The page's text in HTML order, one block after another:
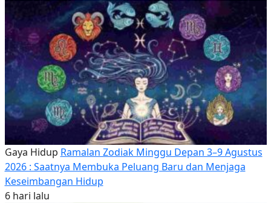
Gaya Hidup Ramalan Zodiak Minggu Depan 3–9 Agustus
2026 : Saatnya Membuka Peluang Baru dan Menjaga
Keseimbangan Hidup
6 hari lalu